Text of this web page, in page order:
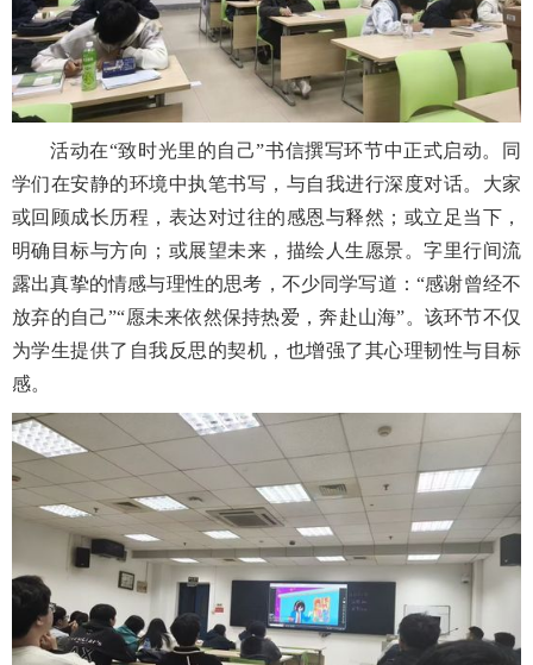
活动在“致时光里的自己”书信撰写环节中正式启动。同
学们在安静的环境中执笔书写，与自我进行深度对话。大家
或回顾成长历程，表达对过往的感恩与释然；或立足当下，
明确目标与方向；或展望未来，描绘人生愿景。字里行间流
露出真挚的情感与理性的思考，不少同学写道：“感谢曾经不
放弃的自己”“愿未来依然保持热爱，奔赴山海”。该环节不仅
为学生提供了自我反思的契机，也增强了其心理韧性与目标
感。